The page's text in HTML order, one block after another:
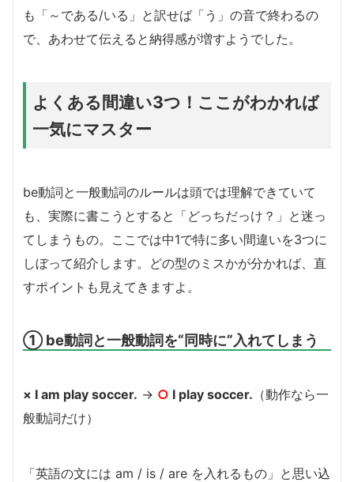
も「～である/いる」と訳せば「う」の音で終わるの
で、あわせて伝えると納得感が増すようでした。
よくある間違い3つ！ここがわかれば
一気にマスター
be動詞と一般動詞のルールは頭では理解できていて
も、実際に書こうとすると「どっちだっけ？」と迷っ
てしまうもの。ここでは中1で特に多い間違いを3つに
しぼって紹介します。どの型のミスかが分かれば、直
すポイントも見えてきますよ。
① be動詞と一般動詞を“同時に”入れてしまう
× I am play soccer. → ○ I play soccer. （動作なら一
般動詞だけ）
「英語の文には am / is / are を入れるもの」と思い込